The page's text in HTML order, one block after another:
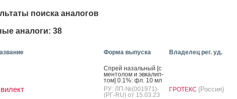
поиска аналогов
аналоги: 38
Форма выпуска Владелец рег. уд.
Спрей на­заль­ный [с
мен­то­лом и эв­ка­лип­
том] 0.1%: фл. 10 мл
РУ: ЛП-№(001971)-
(РГ-RU) от 15.03.23
ГРОТЕКС (Россия)